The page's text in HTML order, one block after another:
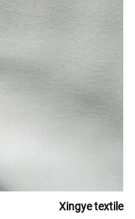
Xingye textile